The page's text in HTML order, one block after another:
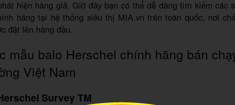
hiện hàng giả. Giờ đây bạn có thể dễ dàng tìm kiếm các
hãng tại hệ thống siêu thị MIA.vn trên toàn quốc, nơi
đặt lên hàng đầu.
mẫu balo Herschel chính hãng bán
Việt Nam
Survey TM